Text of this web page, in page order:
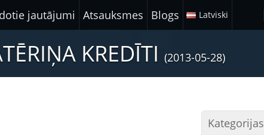
jautājumi Atsauksmes Blogs Latviski
KREDĪTI (2013-05-28)
Kategorijas